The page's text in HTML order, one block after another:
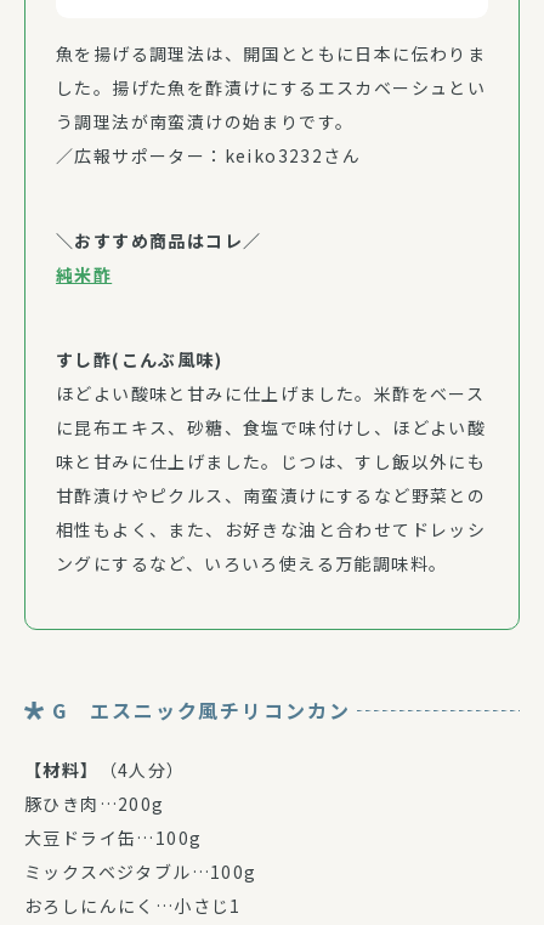
魚を揚げる調理法は、開国とともに日本に伝わりま
した。揚げた魚を酢漬けにするエスカベーシュとい
う調理法が南蛮漬けの始まりです。
／広報サポーター：keiko3232さん
＼おすすめ商品はコレ／
純米酢
すし酢(こんぶ風味)
ほどよい酸味と甘みに仕上げました。米酢をベース
に昆布エキス、砂糖、食塩で味付けし、ほどよい酸
味と甘みに仕上げました。じつは、すし飯以外にも
甘酢漬けやピクルス、南蛮漬けにするなど野菜との
相性もよく、また、お好きな油と合わせてドレッシ
ングにするなど、いろいろ使える万能調味料。
G エスニック風チリコンカン
【材料】
（4人分）
豚ひき肉…200g
大豆ドライ缶…100g
ミックスベジタブル…100g
おろしにんにく…小さじ1